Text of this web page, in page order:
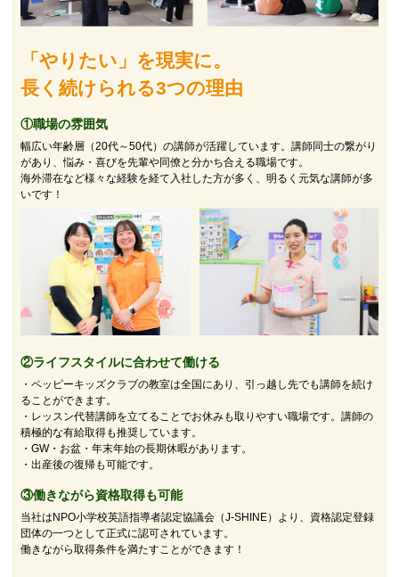
「やりたい」を現実に。
長く続けられる3つの理由
①職場の雰囲気
幅広い年齢層（20代～50代）の講師が活躍しています。講師同士の繋がり
があり、悩み・喜びを先輩や同僚と分かち合える職場です。
海外滞在など様々な経験を経て入社した方が多く、明るく元気な講師が多
いです！
②ライフスタイルに合わせて働ける
・ペッピーキッズクラブの教室は全国にあり、引っ越し先でも講師を続け
ることができます。
・レッスン代替講師を立てることでお休みも取りやすい職場です。講師の
積極的な有給取得も推奨しています。
・GW・お盆・年末年始の長期休暇があります。
・出産後の復帰も可能です。
③働きながら資格取得も可能
当社はNPO小学校英語指導者認定協議会（J-SHINE）より、資格認定登録
団体の一つとして正式に認可されています。
働きながら取得条件を満たすことができます！